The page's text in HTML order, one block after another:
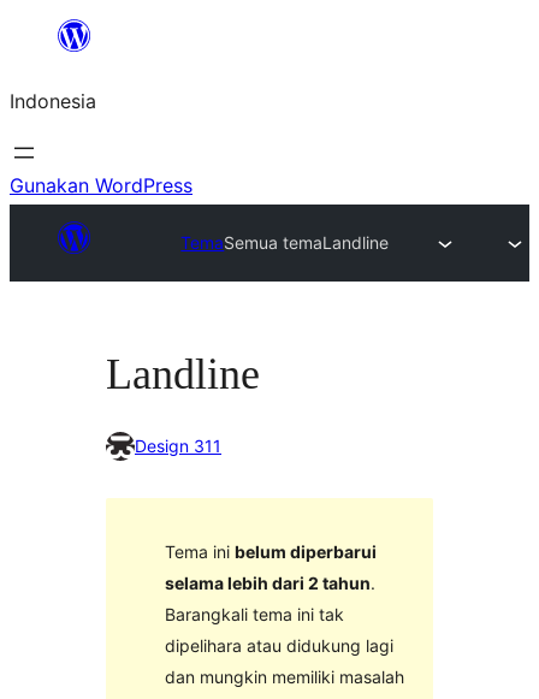
Lewati
konten
Indonesia
Gunakan WordPress
TemaSemua temaLandline
Landline
Design 311
Tema ini belum diperbarui
selama lebih dari 2 tahun.
Barangkali tema ini tak
dipelihara atau didukung lagi
dan mungkin memiliki masalah